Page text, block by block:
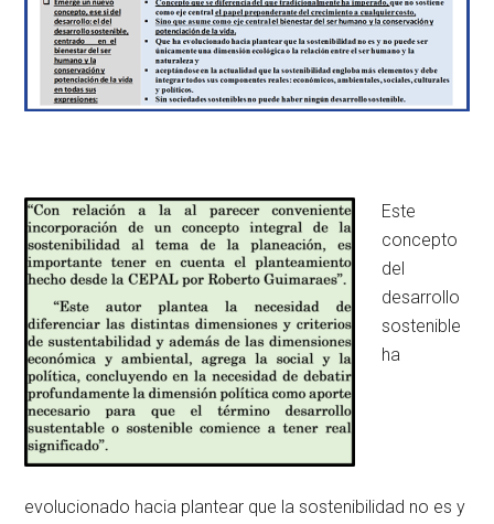
Este
concepto
del
desarrollo
sostenible
ha
evolucionado hacia plantear que la sostenibilidad no es y